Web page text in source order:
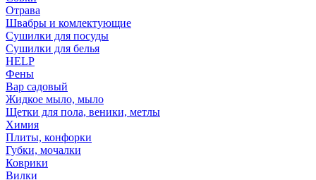
Отрава
Швабры и комлектующие
Сушилки для посуды
Сушилки для белья
HELP
Фены
Вар садовый
Жидкое мыло, мыло
Щетки для пола, веники, метлы
Химия
Плиты, конфорки
Губки, мочалки
Коврики
Вилки